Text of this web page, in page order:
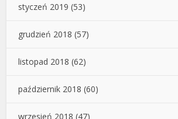
styczeń 2019 (53)
grudzień 2018 (57)
listopad 2018 (62)
październik 2018 (60)
wrzesień 2018 (47)